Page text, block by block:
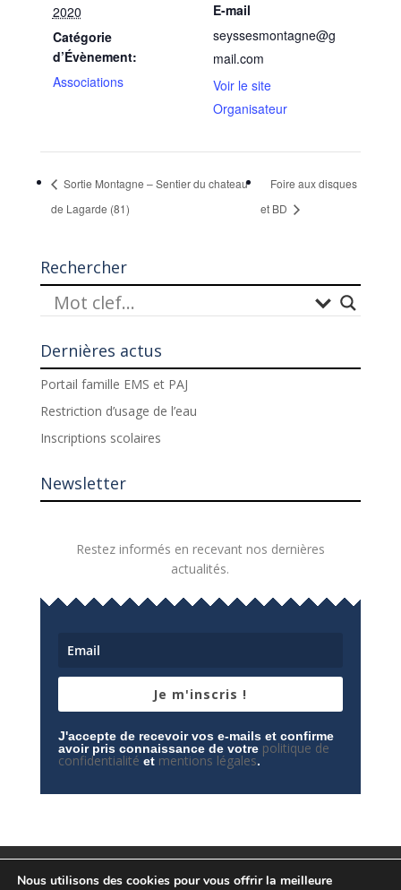
2020
Catégorie
d’Évènement:
Associations
E-mail
seyssesmontagne@g
mail.com
Voir le site
Organisateur
Sortie Montagne – Sentier du chateau
de Lagarde (81)
Foire aux disques
et BD
Rechercher
Dernières actus
Portail famille EMS et PAJ
Restriction d’usage de l’eau
Inscriptions scolaires
Newsletter
Restez informés en recevant nos dernières
actualités.
Je m'inscris !
J'accepte de recevoir vos e-mails et confirme
avoir pris connaissance de votre politique de
confidentialité et mentions légales.
Nous utilisons des cookies pour vous offrir la meilleure